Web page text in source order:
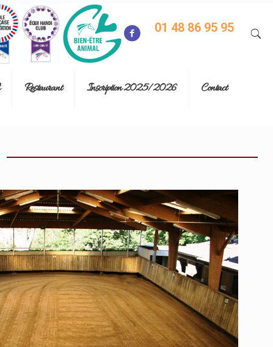
01 48 86 95 95
Restaurant Inscription 2025/2026 Contact